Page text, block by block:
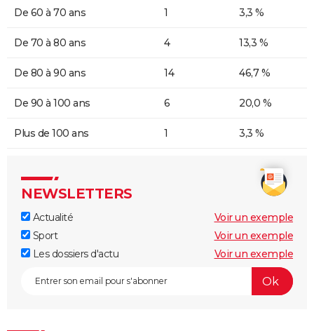
De 60 à 70 ans 1 3,3 %
De 70 à 80 ans 4 13,3 %
De 80 à 90 ans 14 46,7 %
De 90 à 100 ans 6 20,0 %
Plus de 100 ans 1 3,3 %
NEWSLETTERS
Actualité
Voir un exemple
Sport
Voir un exemple
Les dossiers d'actu
Voir un exemple